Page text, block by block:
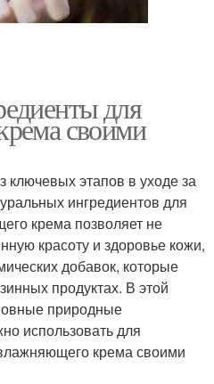
для
своими
ключевых этапов в уходе за
ингредиентов для
крема позволяет не
красоту и здоровье кожи,
добавок, которые
продуктах. В этой
природные
использовать для
крема своими